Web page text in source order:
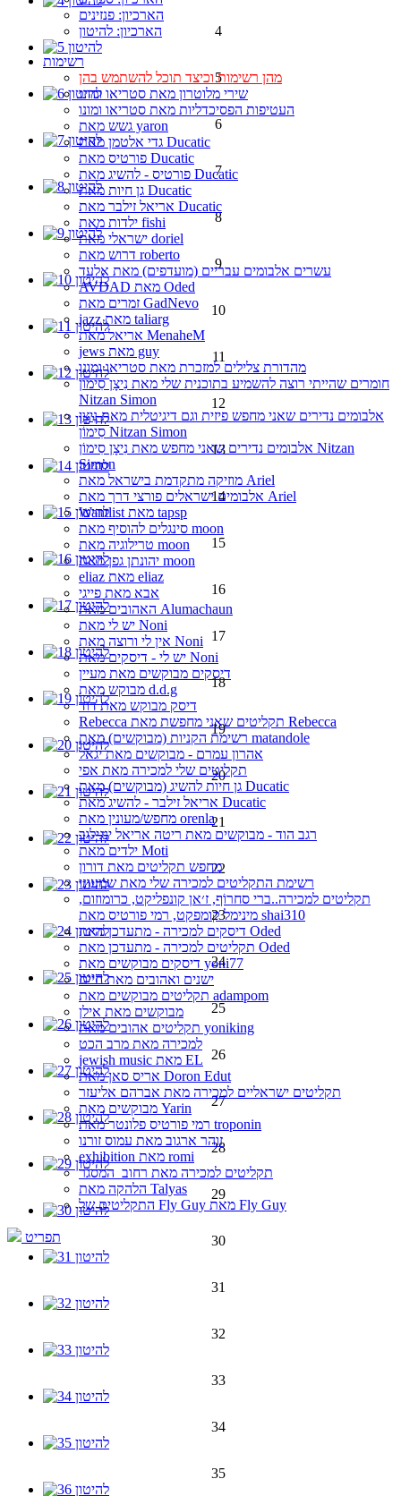
הארכיון: פנזינים
הארכיון: להיטון
רשימות
מהן רשימות וכיצד תוכל להשתמש בהן
שירי מלוטרון מאת סטריאו ומונו
העטיפות הפסיכדליות מאת סטריאו ומונו
גשש מאת yaron
גדי אלטמן מאת Ducatic
פורטיס מאת Ducatic
פורטיס - להשיג מאת Ducatic
גן חיות מאת Ducatic
אריאל זילבר מאת Ducatic
ילדות מאת fishi
ישראלי מאת doriel
דרוש מאת roberto
עשרים אלבומים עבריים (מועדפים) מאת אלעד
AVDAD מאת Oded
זמרים מאת GadNevo
jazz מאת taliarg
אריאל מאת MenaheM
jews מאת guy
מהדורת צלילים למזכרת מאת סטריאו ומונו
חומרים שהייתי רוצה להשמיע בתוכנית שלי מאת נִיצָן סִימוֹן
Nitzan Simon
אלבומים נדירים שאני מחפש פיזית וגם דיגיטלית מאת נִיצָן
סִימוֹן Nitzan Simon
אלבומים נדירים שאני מחפש מאת נִיצָן סִימוֹן Nitzan
Simon
מוזיקה מתקדמת בישראל מאת Ariel
אלבומים ישראלים פורצי דרך מאת Ariel
Wantlist מאת tapsp
סינגלים להוסיף מאת moon
טרילוגיה מאת moon
יהונתן גפן מאת moon
eliaz מאת eliaz
אבא מאת פייגי
האהובים מאת Alumachaun
יש לי מאת Noni
אין לי ורוצה מאת Noni
יש לי - דיסקים מאת Noni
דיסקים מבוקשים מאת מעיין
מבוקש מאת d.d.g
דיסק מבוקש מאת דוד
Rebecca תקליטים שאני מחפשת מאת Rebecca
רשימת הקניות (מבוקשים) מאת matandole
אהרון עמרם - מבוקשים מאת יגאל
תקליטים שלי למכירה מאת אפי
גן חיות להשיג (מבוקשים) מאת Ducatic
אריאל זילבר - להשיג מאת Ducatic
מחפש/מעונין מאת orenla
רגב הוד - מבוקשים מאת ריטה אריאל ינגילוב
ילדים מאת Moti
מחפש תקליטים מאת דורון
רשימת התקליטים למכירה שלי מאת שמעוני
תקליטים למכירה..ברי סחרוֹף, ז׳אן קונפליקט, כרומוזום,
מינימל קומפקט, רמי פורטיס מאת shai310
דיסקים למכירה - מתעדכן מאת Oded
תקליטים למכירה - מתעדכן מאת Oded
דיסקים מבוקשים מאת yoni77
ישנים ואהובים מאת חיים
תקליטים מבוקשים מאת adampom
מבוקשים מאת אילן
תקליטים אהובים מאת yoniking
למכירה מאת מרב הכט
jewish music מאת EL
אריס סאן מאת Doron Edut
תקליטים ישראליים למכירה מאת אברהם אליעזר
מבוקשים מאת Yarin
רמי פורטיס פלונטר מאת troponin
זוהר ארגוב מאת עמוס זורנו
exhibition מאת romi
תקליטים למכירה מאת רחוב_המסגר
הלהקה מאת Talyas
התקליטים של Fly Guy מאת Fly Guy
תפריט
4
5
6
7
8
9
10
11
12
13
14
15
16
17
18
19
20
21
22
23
24
25
26
27
28
29
30
31
32
33
34
35